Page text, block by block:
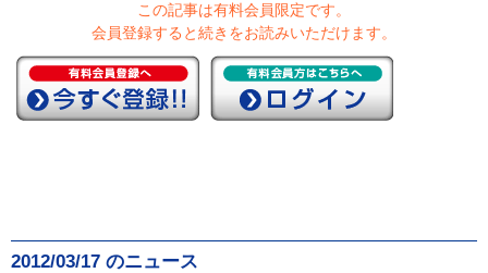
この記事は有料会員限定です。
会員登録すると続きをお読みいただけます。
2012/03/17 のニュース